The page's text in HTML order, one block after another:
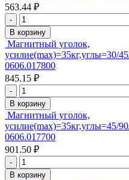
563.44 ₽
-
В корзину
Магнитный уголок,
усилие(max)=35кг,углы=30/
0606.017800
845.15 ₽
-
В корзину
Магнитный уголок,
усилие(max)=35кг,углы=45/
0606.017700
901.50 ₽
-
В корзину